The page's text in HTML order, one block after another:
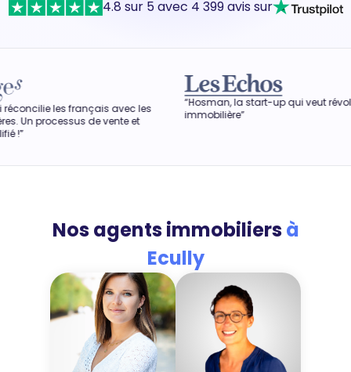
4.8 sur 5 avec 4 399 avis sur
avec les
vente et
“Hosman, la start-up qui veut révolutionner l'agence
immobilière”
Nos agents immobiliersà
Ecully